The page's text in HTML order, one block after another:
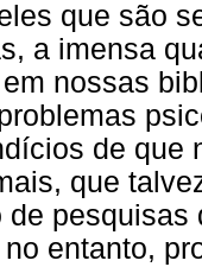
que são
a imensa
nossas
de que
que
de
entanto,